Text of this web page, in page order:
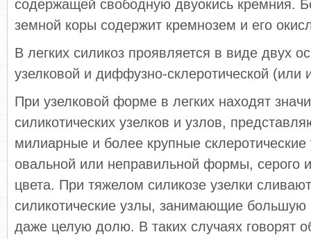
содержащей свободную двуокись кремния.
земной коры содержит кремнозем и его
В легких силикоз проявляется в виде двух
узелковой и диффузно-склеротической (или
При узелковой форме в легких находят
силикотических узелков и узлов,
милиарные и более крупные склеротические
овальной или неправильной формы, серого
цвета. При тяжелом силикозе узелки
силикотические узлы, занимающие большую
даже целую долю. В таких случаях говорят